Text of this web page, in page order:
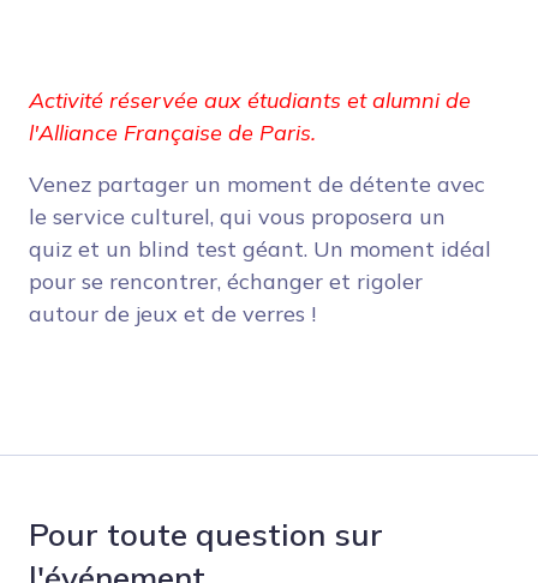
Activité réservée aux étudiants et alumni de
l'Alliance Française de Paris.
Venez partager un moment de détente avec
le service culturel, qui vous proposera un
quiz et un blind test géant. Un moment idéal
pour se rencontrer, échanger et rigoler
autour de jeux et de verres !
Pour toute question sur